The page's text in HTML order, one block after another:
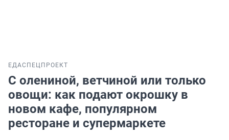
ЕДАСПЕЦПРОЕКТ
С олениной, ветчиной или только
овощи: как подают окрошку в
новом кафе, популярном
ресторане и супермаркете